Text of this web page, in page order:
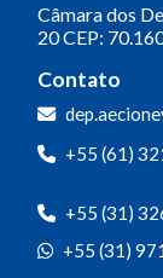
Câmara dos
20CEP:
Contato
+55 (61)
+55 (31)
+55 (31)
Olá!
com o
Neves.
para nós!